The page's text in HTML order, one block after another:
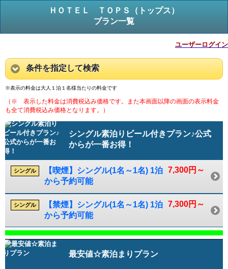
ＨＯＴＥＬ ＴＯＰＳ（トップス）
プラン一覧
ユーザーログイン
条件を指定して検索
※表示の料金は大人１泊１名様当たりの料金です
（※ 表示した料金は消費税込み価格です。また本画面以降の画面の表示料金
も全て消費税込み価格となります。）
シングル素泊りビール付きプラン♪公式
からが一番お得！
7,300円～
シングル
【喫煙】シングル(1名～1名) 1泊
から予約可能
7,300円～
シングル
【禁煙】シングル(1名～1名) 1泊
から予約可能
最安値☆素泊まりプラン